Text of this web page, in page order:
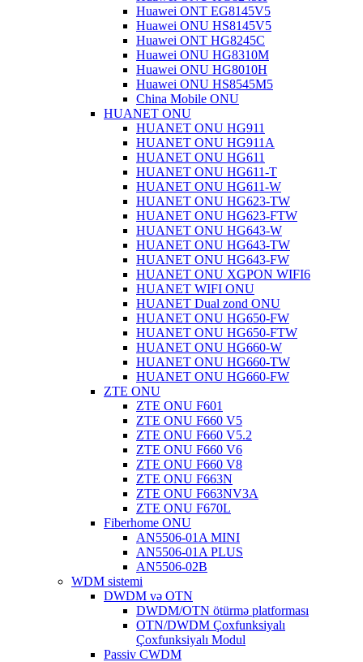
Huawei ONT EG8145V5
Huawei ONU HS8145V5
Huawei ONT HG8245C
Huawei ONU HG8310M
Huawei ONU HG8010H
Huawei ONU HS8545M5
China Mobile ONU
HUANET ONU
HUANET ONU HG911
HUANET ONU HG911A
HUANET ONU HG611
HUANET ONU HG611-T
HUANET ONU HG611-W
HUANET ONU HG623-TW
HUANET ONU HG623-FTW
HUANET ONU HG643-W
HUANET ONU HG643-TW
HUANET ONU HG643-FW
HUANET ONU XGPON WIFI6
HUANET WIFI ONU
HUANET Dual zond ONU
HUANET ONU HG650-FW
HUANET ONU HG650-FTW
HUANET ONU HG660-W
HUANET ONU HG660-TW
HUANET ONU HG660-FW
ZTE ONU
ZTE ONU F601
ZTE ONU F660 V5
ZTE ONU F660 V5.2
ZTE ONU F660 V6
ZTE ONU F660 V8
ZTE ONU F663N
ZTE ONU F663NV3A
ZTE ONU F670L
Fiberhome ONU
AN5506-01A MINI
AN5506-01A PLUS
AN5506-02B
WDM sistemi
DWDM və OTN
DWDM/OTN ötürmə platforması
OTN/DWDM Çoxfunksiyalı
Çoxfunksiyalı Modul
Passiv CWDM